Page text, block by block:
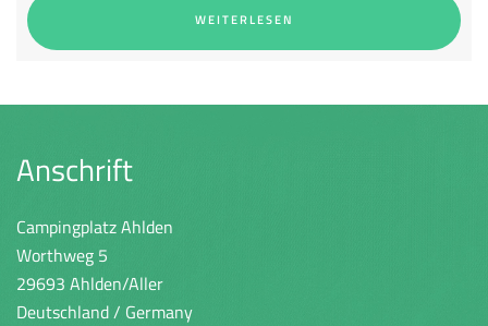
WEITERLESEN
Anschrift
Campingplatz Ahlden
Worthweg 5
29693 Ahlden/Aller
Deutschland / Germany